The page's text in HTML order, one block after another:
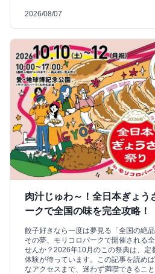
2026/08/07
肉汁じゅわ～！全日本ぎょう
ークで全国の味を完全攻略！
餃子好きなら一度は夢見る「全国の絶
その夢、モリコロパークで開催される
せんか？2026年10月のこの祭典は、定
体験が待っています。この記事を読め
なアクセスまで、迷わず満喫できること